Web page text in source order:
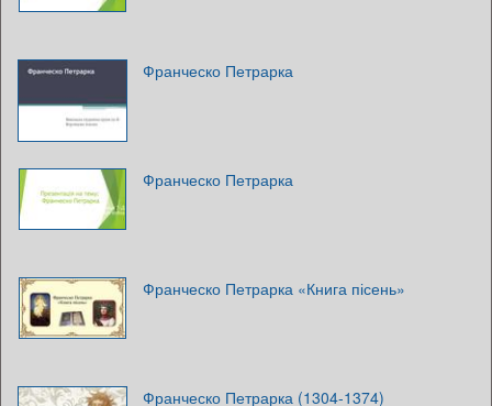
Франческо Петрарка
Франческо Петрарка
Франческо Петрарка «Книга пісень»
Франческо Петрарка (1304-1374)